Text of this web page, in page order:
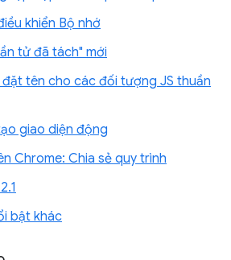
khiển Bộ nhớ
tử đã tách" mới
tên cho các đối tượng JS thuần
giao diện động
Chrome: Chia sẻ quy trình
bật khác